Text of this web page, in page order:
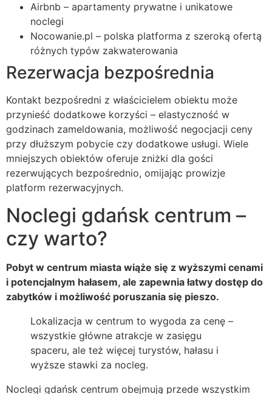
Airbnb – apartamenty prywatne i unikatowe
noclegi
Nocowanie.pl – polska platforma z szeroką ofertą
różnych typów zakwaterowania
Rezerwacja bezpośrednia
Kontakt bezpośredni z właścicielem obiektu może
przynieść dodatkowe korzyści – elastyczność w
godzinach zameldowania, możliwość negocjacji ceny
przy dłuższym pobycie czy dodatkowe usługi. Wiele
mniejszych obiektów oferuje zniżki dla gości
rezerwujących bezpośrednio, omijając prowizje
platform rezerwacyjnych.
Noclegi gdańsk centrum –
czy warto?
Pobyt w centrum miasta wiąże się z wyższymi cenami
i potencjalnym hałasem, ale zapewnia łatwy dostęp do
zabytków i możliwość poruszania się pieszo.
Lokalizacja w centrum to wygoda za cenę –
wszystkie główne atrakcje w zasięgu
spaceru, ale też więcej turystów, hałasu i
wyższe stawki za nocleg.
Noclegi gdańsk centrum obejmują przede wszystkim